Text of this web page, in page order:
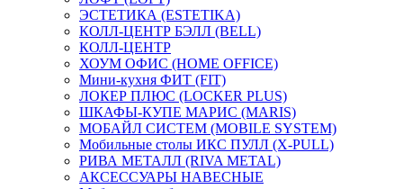
ЭСТЕТИКА (ESTETIKA)
КОЛЛ-ЦЕНТР БЭЛЛ (BELL)
КОЛЛ-ЦЕНТР
ХОУМ ОФИС (HOME OFFICE)
Мини-кухня ФИТ (FIT)
ЛОКЕР ПЛЮС (LOCKER PLUS)
ШКАФЫ-КУПЕ МАРИС (MARIS)
МОБАЙЛ СИСТЕМ (MOBILE SYSTEM)
Мобильные столы ИКС ПУЛЛ (X-PULL)
РИВА МЕТАЛЛ (RIVA METAL)
АКСЕССУАРЫ НАВЕСНЫЕ